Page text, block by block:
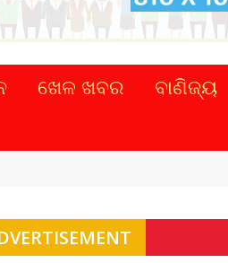
ଖେଳ ଖବର
ବାଣିଜ୍ୟ